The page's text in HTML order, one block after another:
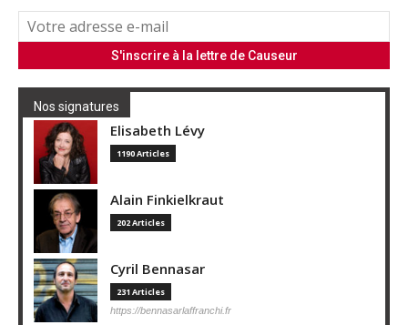
Nos signatures
Elisabeth Lévy
1190 Articles
Alain Finkielkraut
202 Articles
Cyril Bennasar
231 Articles
https://bennasarlaffranchi.fr